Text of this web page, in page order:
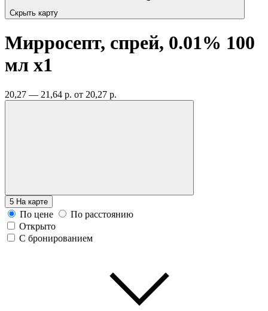
Скрыть карту
Мирросепт, спрей, 0.01% 100
мл x1
20,27 — 21,64 р. от 20,27 р.
5 На карте
По цене
По расстоянию
Открыто
С бронированием